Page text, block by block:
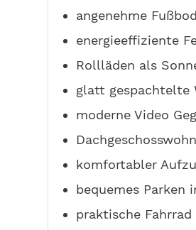
angenehme
energieeffiziente
Rollläden als
glatt gespachtelte
moderne Video
komfortabler
bequemes Parken
praktische